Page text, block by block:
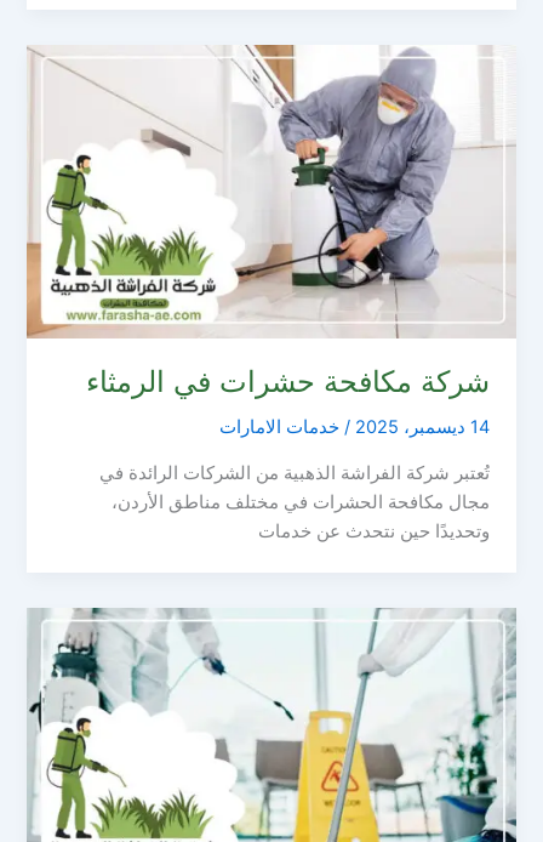
شركة مكافحة حشرات في الرمثاء
14 ديسمبر، 2025 /خدمات الامارات
تُعتبر شركة الفراشة الذهبية من الشركات الرائدة في
مجال مكافحة الحشرات في مختلف مناطق الأردن،
وتحديدًا حين نتحدث عن خدمات